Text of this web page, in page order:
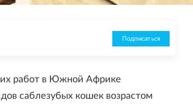
Подписаться
работ в Южной Африке
саблезубых кошек возрастом